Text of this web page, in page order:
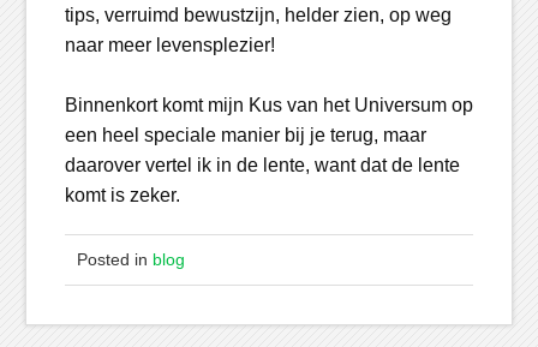
tips, verruimd bewustzijn, helder zien, op weg
naar meer levensplezier!
Binnenkort komt mijn Kus van het Universum op
een heel speciale manier bij je terug, maar
daarover vertel ik in de lente, want dat de lente
komt is zeker.
Posted in blog